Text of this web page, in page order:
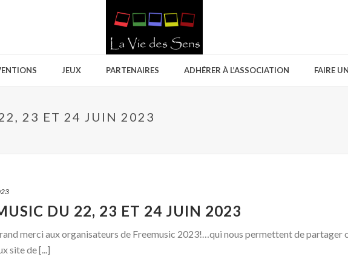
JEUX PARTENAIRES ADHÉRER À L’ASSOCIATION FAIRE
23 ET 24 JUIN 2023
DU 22, 23 ET 24 JUIN 2023
merci aux organisateurs de Freemusic 2023!…qui nous permettent de partager
site de [...]